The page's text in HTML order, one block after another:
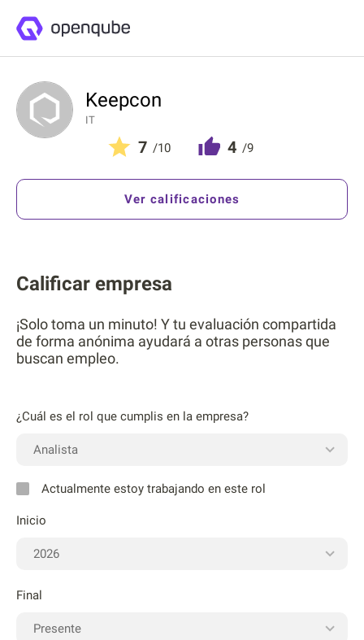
Keepcon
IT
7 /10 4 /9
Ver calificaciones
Calificar empresa
¡Solo toma un minuto! Y tu evaluación compartida
de forma anónima ayudará a otras personas que
buscan empleo.
¿Cuál es el rol que cumplis en la empresa?
Actualmente estoy trabajando en este rol
Inicio
Final